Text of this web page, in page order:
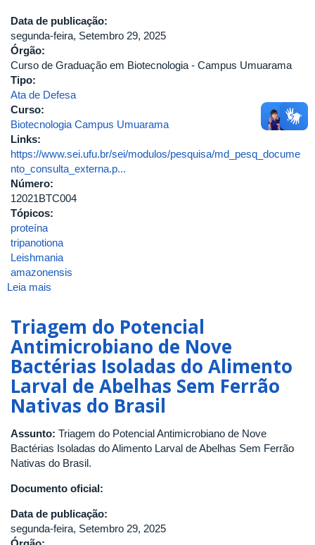
carbono
para
de
minimamente
Data de publicação:
segunda-feira, Setembro 29, 2025
Órgão:
Curso de Graduação em Biotecnologia - Campus Umuarama
Tipo:
Ata de Defesa
Curso:
Biotecnologia Campus Umuarama
Links:
https://www.sei.ufu.br/sei/modulos/pesquisa/md_pesq_docume
nto_consulta_externa.p...
Número:
12021BTC004
Tópicos:
proteína
tripanotiona
Leishmania
amazonensis
Leia mais
e
dinâmica
molecular
de
potenciais
inibidores
proteína
tripanotiona
redutase
Leishmania
(Leishmania)
amazonensis
Triagem do Potencial
Antimicrobiano de Nove
Bactérias Isoladas do Alimento
Larval de Abelhas Sem Ferrão
Nativas do Brasil
Assunto: Triagem do Potencial Antimicrobiano de Nove
Bactérias Isoladas do Alimento Larval de Abelhas Sem Ferrão
Nativas do Brasil.
Documento oficial:
Data de publicação:
segunda-feira, Setembro 29, 2025